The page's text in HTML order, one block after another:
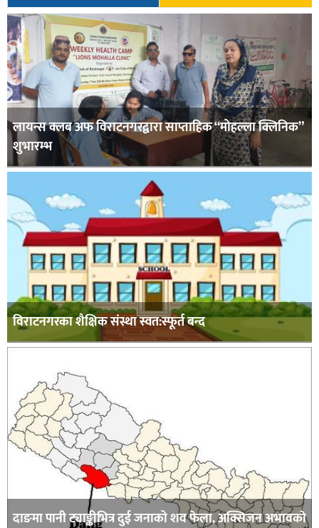
लायन्स क्लब अफ विराटनगरद्वारा साप्ताहिक “मोहल्ला क्लिनिक”
शुभारम्भ
विराटनगरका शैक्षिक संस्था स्वत:स्फूर्त बन्द
दाङमा पानी ट्याङ्कीभित्र दुई जनाको शव फेला, अक्सिजन अभावकाे